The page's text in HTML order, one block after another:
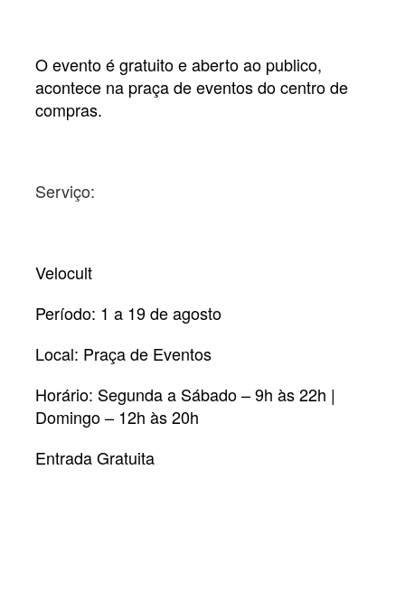
O evento é gratuito e aberto ao publico,
acontece na praça de eventos do centro de
compras.
Serviço:
Velocult
Período: 1 a 19 de agosto
Local: Praça de Eventos
Horário: Segunda a Sábado – 9h às 22h |
Domingo – 12h às 20h
Entrada Gratuita